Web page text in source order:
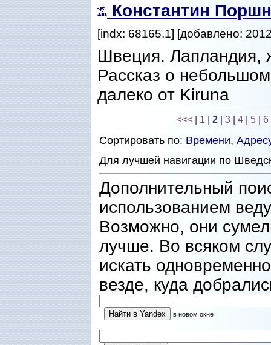
Константин
[indx: 68165.1] [добавлено:
Швеция. Лапландия,
Рассказ о
далеко от Kiruna
<<< 1 |2 |3 |4 5 |6
Сортировать по: Времени,
Для лучшей навигации по
Дополнительный
использованием
Возможно, они
лучше. Во всяком
искать
везде, куда
в новом окне